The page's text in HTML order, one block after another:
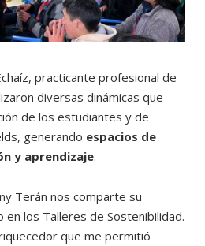
practicante profesional de
diversas dinámicas que
de los estudiantes y de
generando espacios de
y aprendizaje.
Terán nos comparte su
en los Talleres de Sostenibilidad.
que me permitió